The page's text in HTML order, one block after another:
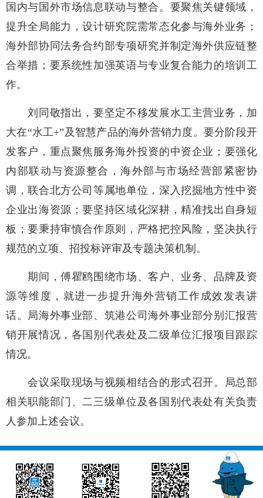
国内与国外市场信息联动与整合。要聚焦关键领域，
提升全局能力，设计研究院需常态化参与海外业务；
海外部协同法务合约部专项研究并制定海外供应链整
合举措；要系统性加强英语与专业复合能力的培训工
作。
刘同敬指出，要坚定不移发展水工主营业务，加
大在“水工+”及智慧产品的海外营销力度。要分阶段开
发客户，重点聚焦服务海外投资的中资企业；要强化
内部联动与资源整合，海外部与市场经营部紧密协
调，联合北方公司等属地单位，深入挖掘地方性中资
企业出海资源；要坚持区域化深耕，精准找出自身短
板；要秉持审慎合作原则，严格把控风险，坚决执行
规范的立项、招投标评审及专题决策机制。
期间，傅瞿鸥围绕市场、客户、业务、品牌及资
源等维度，就进一步提升海外营销工作成效发表讲
话。局海外事业部、筑港公司海外事业部分别汇报营
销开展情况，各国别代表处及二级单位汇报项目跟踪
情况。
会议采取现场与视频相结合的形式召开。局总部
相关职能部门、二三级单位及各国别代表处有关负责
人参加上述会议。